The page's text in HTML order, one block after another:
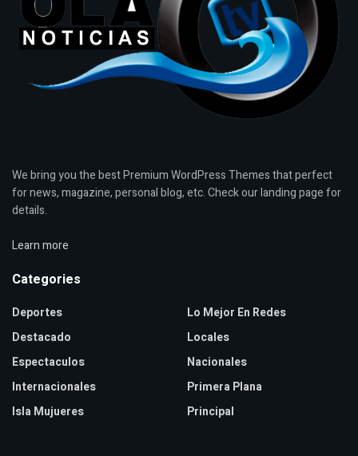
We bring you the best Premium WordPress Themes that perfect
for news, magazine, personal blog, etc. Check our landing page for
details.
Learn more
Categories
Deportes
Destacado
Espectaculos
Internacionales
Isla Mujueres
Lo Mejor En Redes
Locales
Nacionales
Primera Plana
Principal